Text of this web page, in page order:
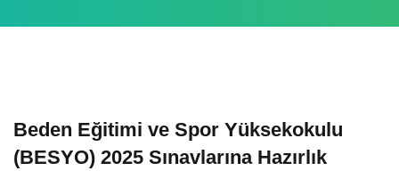
Beden Eğitimi ve Spor Yüksekokulu
(BESYO) 2025 Sınavlarına Hazırlık